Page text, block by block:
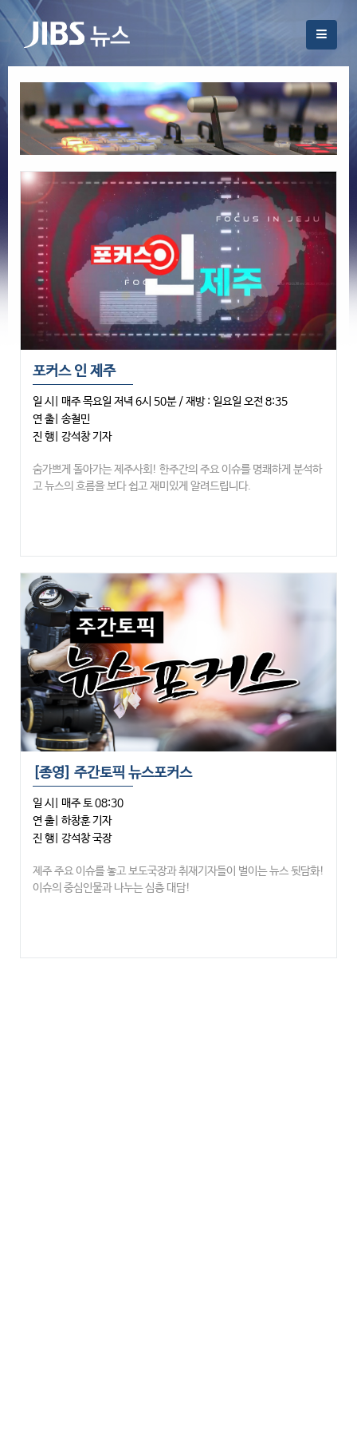
포커스 인 제주
일 시| 매주 목요일 저녁 6시 50분 / 재방 : 일요일 오전 8:35
연 출| 송철민
진 행| 강석창 기자
숨가쁘게 돌아가는 제주사회! 한주간의 주요 이슈를 명쾌하게 분석하
고 뉴스의 흐름을 보다 쉽고 재미있게 알려드립니다.
[종영] 주간토픽 뉴스포커스
일 시| 매주 토 08:30
연 출| 하창훈 기자
진 행| 강석창 국장
제주 주요 이슈를 놓고 보도국장과 취재기자들이 벌이는 뉴스 뒷담화!
이슈의 중심인물과 나누는 심층 대담!